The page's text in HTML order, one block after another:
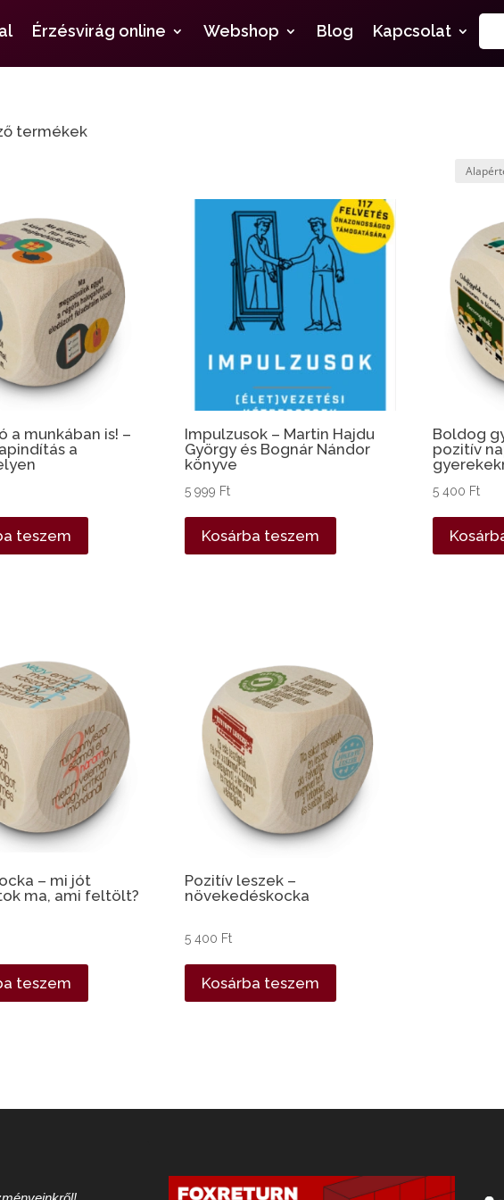
Érzésvirág online Webshop Blog Kapcsolat
termékek
a munkában is! –
a
teszem
Impulzusok – Martin Hajdu
György és Bognár Nándor
könyve
5 999 Ft
Kosárba teszem
Boldog
pozitív
5 400 Ft
– mi jót
ma, ami feltölt?
teszem
Pozitív leszek –
növekedéskocka
5 400 Ft
Kosárba teszem